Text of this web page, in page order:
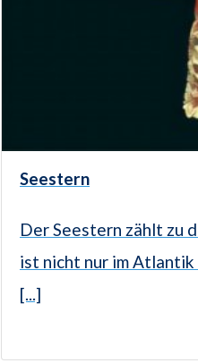
Seestern
Der Seestern zählt zu
ist nicht nur im Atlantik
[...]